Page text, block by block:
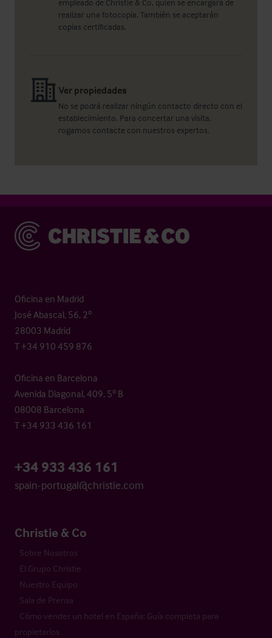
empleado de Christie & Co, quien se encargará de
realizar una fotocopia. También se aceptarán
copias certificadas.
Ver propiedades
No se podrá realizar ningún contacto directo con el
establecimiento. Para concertar una visita,
rogamos contacte con nuestros expertos.
Christie & Co
Oficina en Madrid
José Abascal, 56, 2º
28003 Madrid
T +34 910 459 876
Oficina en Barcelona
Avenida Diagonal, 409, 5º B
08008 Barcelona
T +34 933 436 161
+34 933 436 161
spain-portugal@christie.com
Christie & Co
Sobre Nosotros
El Grupo Christie
Nuestro Equipo
Sala de Prensa
Cómo vender un hotel en España: Guía completa para
propietarios